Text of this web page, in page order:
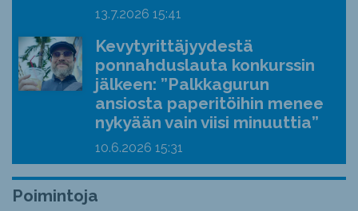
13.7.2026 15:41
Kevytyrittäjyydestä
ponnahduslauta konkurssin
jälkeen: ”Palkkagurun
ansiosta paperitöihin menee
nykyään vain viisi minuuttia”
10.6.2026 15:31
Poimintoja